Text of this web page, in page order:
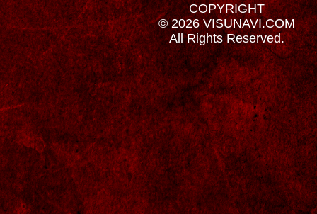
COPYRIGHT
© 2026 VISUNAVI.COM
All Rights Reserved.